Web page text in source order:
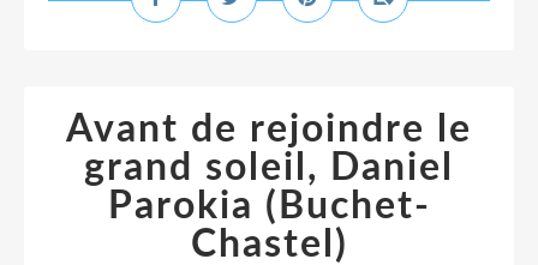
Avant de rejoindre le
grand soleil, Daniel
Parokia (Buchet-
Chastel)